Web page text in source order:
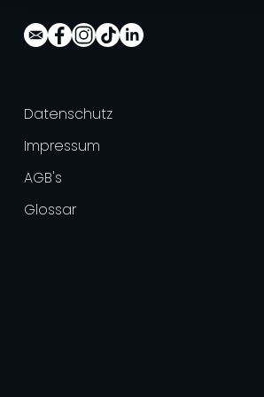
Datenschutz
Impressum
AGB's
Glossar